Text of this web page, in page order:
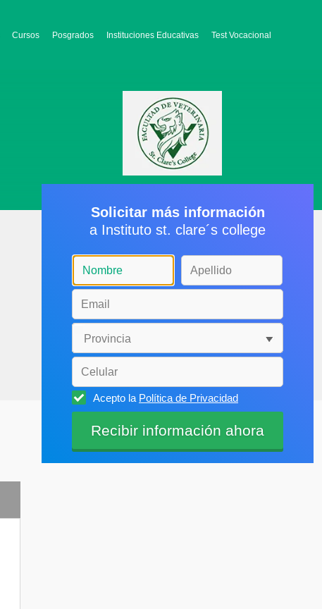
Cursos Posgrados Instituciones Educativas Test Vocacional
Solicitar más información
a Instituto st. clare´s college
Acepto la Política de Privacidad